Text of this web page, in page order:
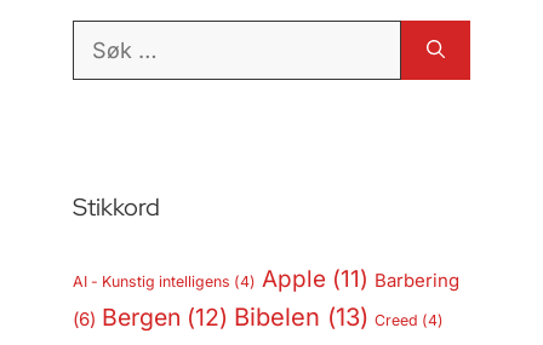
Søk
Stikkord
AI - Kunstig intelligens (4) Apple (11) Barbering
(6) Bergen (12) Bibelen (13) Creed (4)